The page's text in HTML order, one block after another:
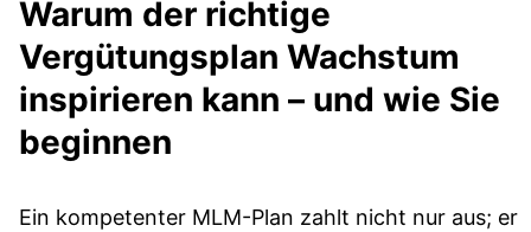
Warum der richtige
Vergütungsplan Wachstum
inspirieren kann – und wie Sie
beginnen
Ein kompetenter MLM-Plan zahlt nicht nur aus; er